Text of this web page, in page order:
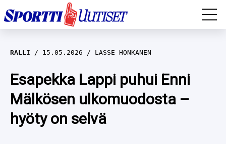
EM-YLEISURHEILU
JÄÄKIEKKO
YLEISURHEILU
WILMA HELTELÄ
TALVILAJIT
RALLI 15.05.2026 LASSE HONKANEN
Esapekka Lappi puhui Enni
Mälkösen ulkomuodosta –
hyöty on selvä